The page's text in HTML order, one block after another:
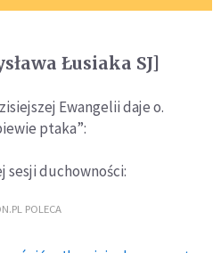
Łusiaka SJ]
Ewangelii daje o.
ptaka”:
sesji duchowności:
POLECA